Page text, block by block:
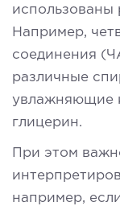
использованы
Например,
соединения
различные
увлажняющие
глицерин.
При этом
например,